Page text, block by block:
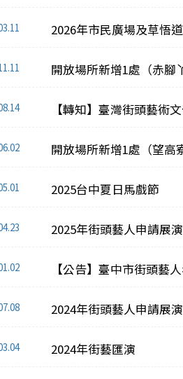
2026年市民廣場及草悟
開放場所新增1處（赤腳
【轉知】臺灣街頭藝術
開放場所新增1處（望高
2025台中夏日馬戲節
2025年街頭藝人申請展
【公告】臺中市街頭藝
2024年街頭藝人申請展
2024年街藝匯演